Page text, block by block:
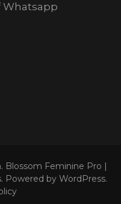
Whatsapp
. Blossom Feminine Pro |
. Powered by WordPress.